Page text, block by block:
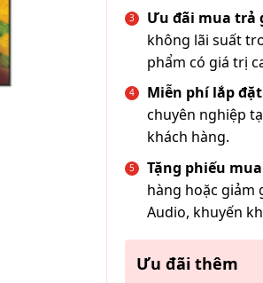
Ưu đãi mua trả
không lãi suất
phẩm có giá trị
Miễn phí lắp
chuyên nghiệp
khách hàng.
Tặng phiếu
hàng hoặc giảm
Audio, khuyến
Ưu đãi thêm